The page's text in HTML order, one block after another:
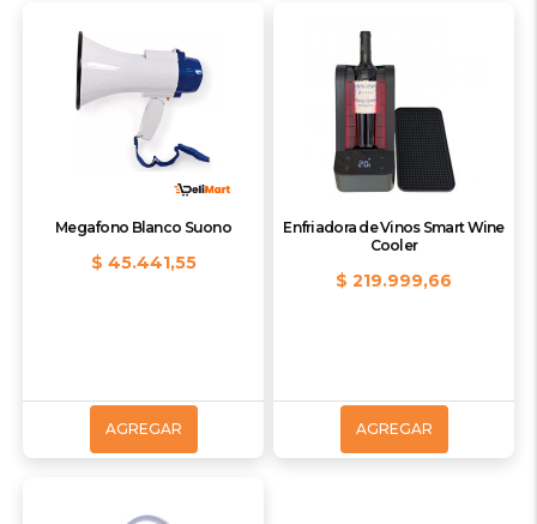
Megafono Blanco Suono
$ 45.441,55
AGREGAR
Enfriadora de Vinos Smart Wine
Cooler
$ 219.999,66
AGREGAR